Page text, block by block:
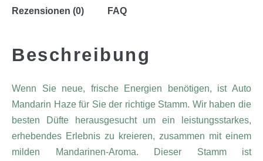
Rezensionen (0) FAQ
Beschreibung
Wenn Sie neue, frische Energien benötigen, ist Auto
Mandarin Haze für Sie der richtige Stamm. Wir haben die
besten Düfte herausgesucht um ein leistungsstarkes,
erhebendes Erlebnis zu kreieren, zusammen mit einem
milden Mandarinen-Aroma. Dieser Stamm ist